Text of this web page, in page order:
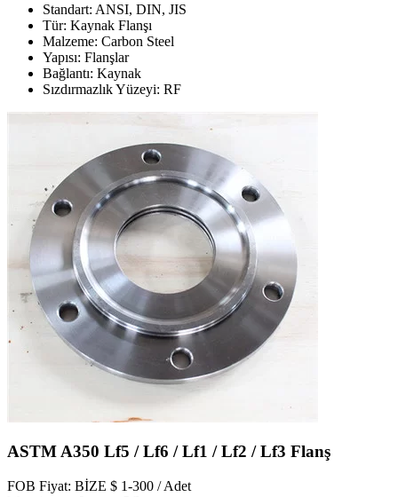
Standart: ANSI, DIN, JIS
Tür: Kaynak Flanşı
Malzeme: Carbon Steel
Yapısı: Flanşlar
Bağlantı: Kaynak
Sızdırmazlık Yüzeyi: RF
ASTM A350 Lf5 / Lf6 / Lf1 / Lf2 / Lf3 Flanş
FOB Fiyat: BİZE $ 1-300 / Adet